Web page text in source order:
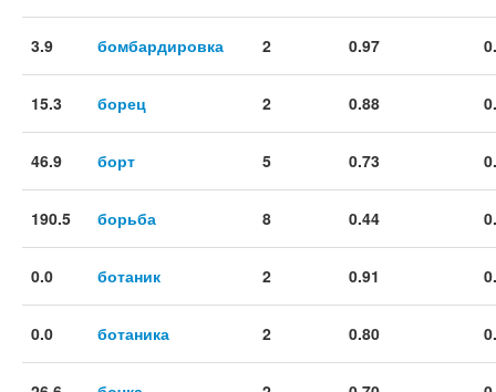
3.9 бомбардировка 2 0.97
15.3 борец 2 0.88
46.9 борт 5 0.73
190.5 борьба 8 0.44
0.0 ботаник 2 0.91
0.0 ботаника 2 0.80